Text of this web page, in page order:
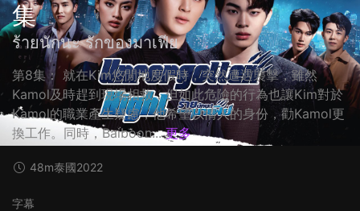
集
ร้ายนักนะ รักของมาเฟีย
第8集： 就在Kim悠閒地度假時，突然遭遇襲擊，雖然
Kamol及時趕到現場相救，但如此危險的行為也讓Kim對於
Kamol的職業產生疑慮，他希望以情人的身份，勸Kamol更
換工作。同時，Baiboon... 更多
48m泰國2022
字幕